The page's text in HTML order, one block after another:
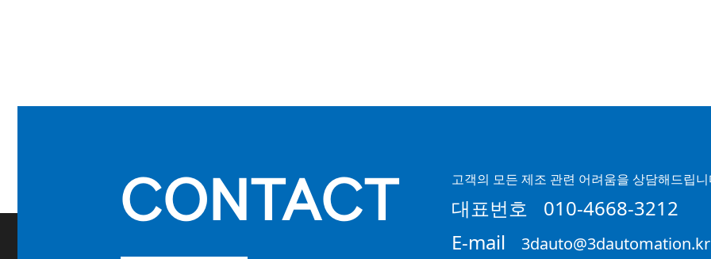
CONTACT 고객의 모든 제조 관련 어려움을 상담해드립
대표번호
010-4668-3212
E-mail
3dauto@3dautomation.kr